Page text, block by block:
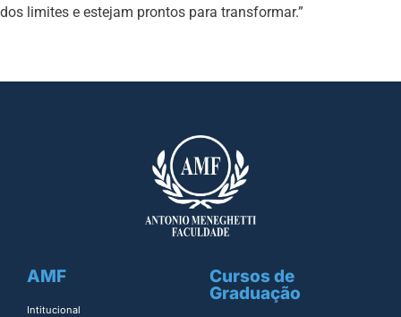
dos limites e estejam prontos para transformar.”
AMF
Intitucional
Cursos de
Graduação